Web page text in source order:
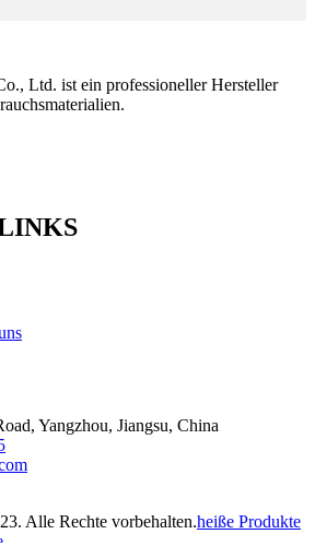
Ltd. ist ein professioneller Hersteller
Yangzhou, Jiangsu, China
Alle Rechte vorbehalten.heiße Produkte